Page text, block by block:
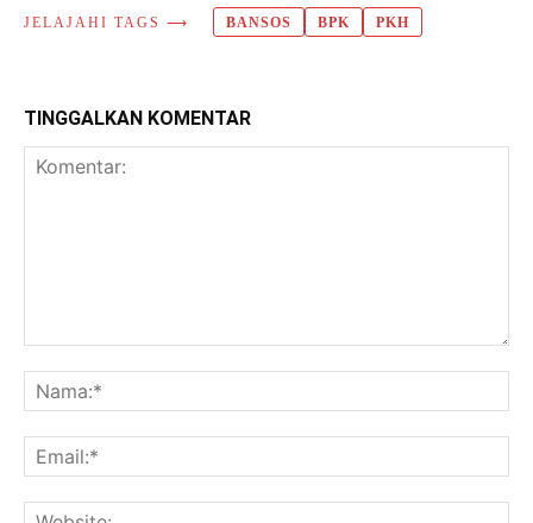
JELAJAHI TAGS ⟶ BANSOS BPK PKH
TINGGALKAN KOMENTAR